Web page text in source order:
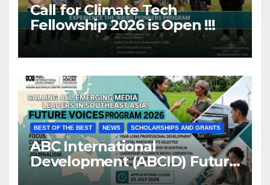
Call for Climate Tech
Fellowship 2026 is Open !!!
BEST OF THE BEST NEWS SCHOLARSHIPS AND GRANTS
ABC International
Development (ABCID) Future
Voices Program 2026